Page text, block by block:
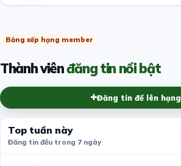
Bảng xếp hạng member
Thành viênđăng tin nổi bật
Đăng tin để lên hạng
Top tuần này
Đăng tin đều trong 7 ngày